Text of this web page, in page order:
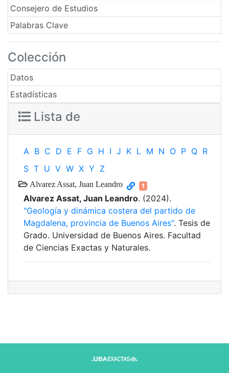
Consejero de Estudios
Palabras Clave
Colección
Datos
Estadísticas
Lista de
A B C D E F G H I J K L M N O P Q R
S T U V W X Y Z
Alvarez Assat, Juan Leandro 1
Alvarez Assat, Juan Leandro. (2024).
"Geología y dinámica costera del partido de
Magdalena, provincia de Buenos Aires". Tesis de
Grado. Universidad de Buenos Aires. Facultad
de Ciencias Exactas y Naturales.